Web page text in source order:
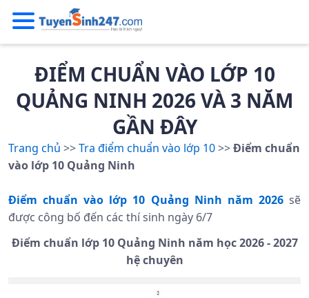
ĐIỂM CHUẨN VÀO LỚP 10
QUẢNG NINH 2026 VÀ 3 NĂM
GẦN ĐÂY
Trang chủ >>Tra điểm chuẩn vào lớp 10>>Điểm chuẩn
vào lớp 10 Quảng Ninh
Điểm chuẩn vào lớp 10 Quảng Ninh năm 2026sẽ
được công bố đến các thí sinh ngày 6/7
Điểm chuẩn lớp 10 Quảng Ninh năm học 2026 - 2027
hệ chuyên